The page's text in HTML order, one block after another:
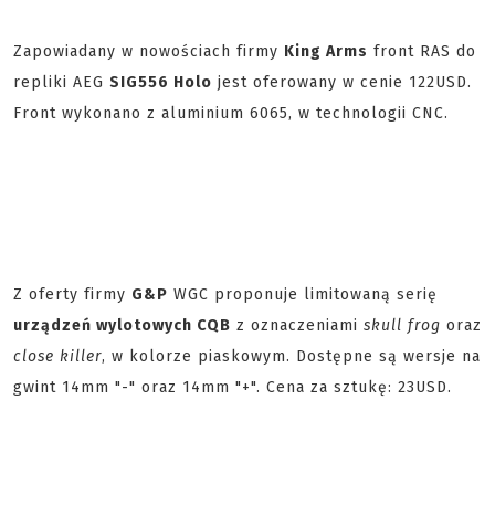
Zapowiadany w nowościach firmy King Arms front RAS do
repliki AEG SIG556 Holo jest oferowany w cenie 122USD.
Front wykonano z aluminium 6065, w technologii CNC.
Z oferty firmy G&P WGC proponuje limitowaną serię
urządzeń wylotowych CQB z oznaczeniami skull frog oraz
close killer, w kolorze piaskowym. Dostępne są wersje na
gwint 14mm "-" oraz 14mm "+". Cena za sztukę: 23USD.